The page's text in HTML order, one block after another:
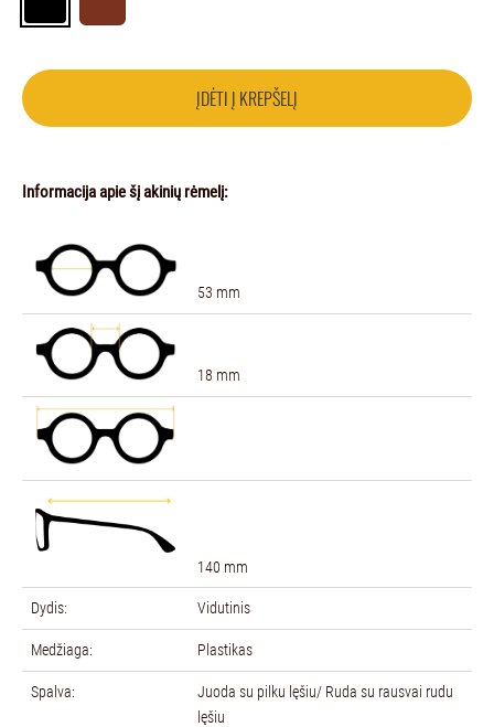
ĮDĖTI Į KREPŠELĮ
Informacija apie šį akinių rėmelį:
53 mm
18 mm
140 mm
Dydis: Vidutinis
Medžiaga: Plastikas
Spalva:
Juoda su pilku lęšiu/ Ruda su rausvai rudu
lęšiu